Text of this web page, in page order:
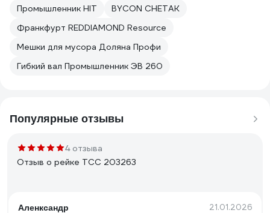
Промышленник HIT
BYCON CHETAK
Франкфурт REDDIAMOND Resource
Мешки для мусора Доляна Профи
Гибкий вал Промышленник ЭВ 260
Популярные отзывы
4 отзыва
Отзыв о рейке ТСС 203263
Аленксандр 21.01.2026